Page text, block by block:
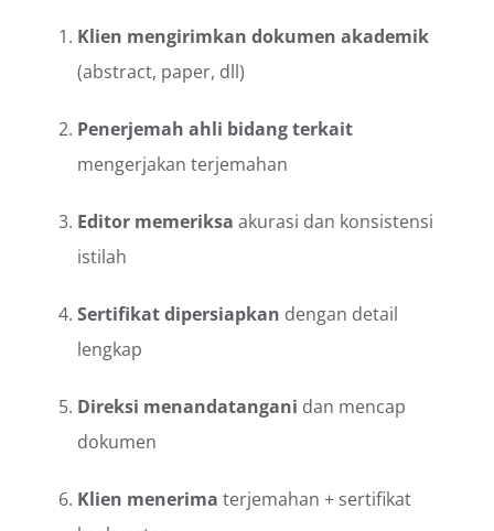
Klien mengirimkan dokumen akademik
(abstract, paper, dll)
Penerjemah ahli bidang terkait
mengerjakan terjemahan
Editor memeriksa akurasi dan konsistensi
istilah
Sertifikat dipersiapkan dengan detail
lengkap
Direksi menandatangani dan mencap
dokumen
Klien menerima terjemahan + sertifikat